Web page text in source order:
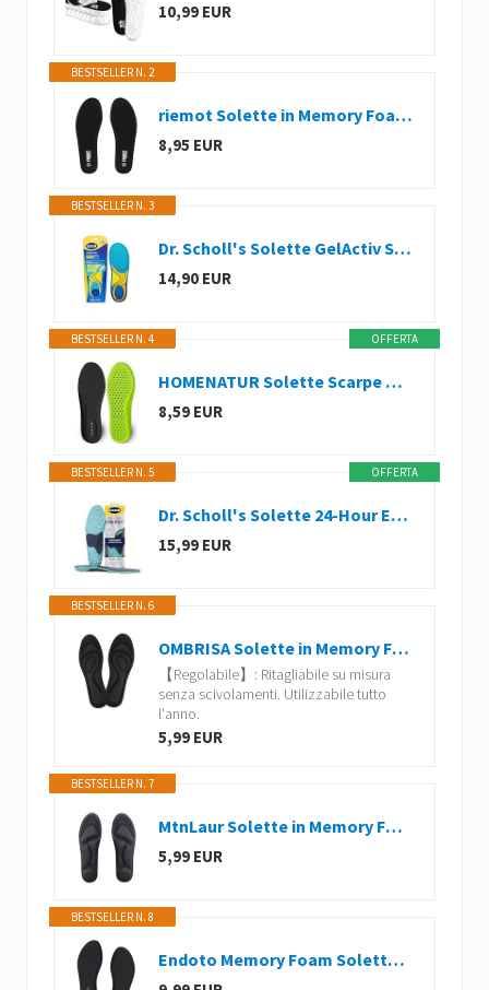
10,99 EUR
BESTSELLER N. 2
riemot Solette in Memory Foam, Solette Scarpe Assorbimento degli Urti per Uomo Donna, Sport Inserti per Stivali da Lavoro e Scarpe da Passeggio, Suole Scarpe Traspiranti ad Assorbi Umidità
8,95 EUR
BESTSELLER N. 3
Dr. Scholl's Solette GelActiv Scarpe Casual e Sneakers, Solette in Memory Foam con Tecnologia GelWave Ammortizzante, Comfort per Piedi Comodi Tutto il Giorno, Taglia 35.5-40.5, Ritagliabili
14,90 EUR
OFFERTA
BESTSELLER N. 4
HOMENATUR Solette Scarpe Gel Memory Uomo Donna - PU - Uso Quotidiano - Scarpe Sportive Foam Lavoro - Plantari Flessibile Traspirante - Riduzione della Pressione Durante la Camminata (43-44)
8,59 EUR
OFFERTA
BESTSELLER N. 5
Dr. Scholl's Solette 24-Hour Energy, Solette Scarpe in Memory Foam con Tecnologia Boosting Beads, Sollievo a Piedi Affaticati e Doloranti, Supporto dell'Arco Plantare, Misura 40-47.5
15,99 EUR
BESTSELLER N. 6
OMBRISA Solette in Memory Foam Uomo 1 Paro, Solette Morbide, Suole Scarpe Traspiranti ad Assorbi Umidità, Tagliati su Misura, Per Scarpe Sportive Stivali (Uomo: 39-45)
【Regolabile】: Ritagliabile su misura
senza scivolamenti. Utilizzabile tutto
l'anno.
5,99 EUR
BESTSELLER N. 7
MtnLaur Solette in Memory Foam Donne 1 Paio, Solett interne per Donne, Solette Morbide, Assorbimento Degli Urti, Sollievo Dal Dolore al Piede, Cuscinetti per Sneakers Pantofole Stivali (Donna: 35-39)
5,99 EUR
BESTSELLER N. 8
Endoto Memory Foam Solette per Skechers Soletta Suole Plantari Insoles